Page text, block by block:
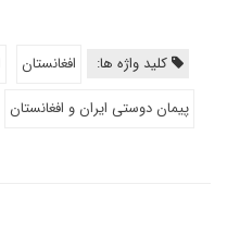
کلید واژه ها: افغانستان
پیمان دوستی ایران و افغانستان